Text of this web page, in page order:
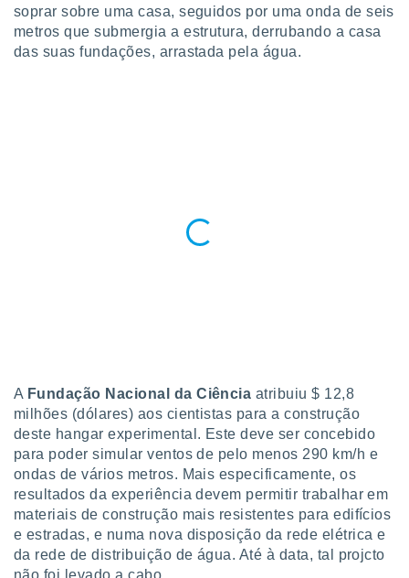
como a
este sitio
IP e
de
de
ou aceder
num
para
soprar sobre uma casa, seguidos por uma onda de seis
metros que submergia a estrutura, derrubando a casa
das suas fundações, arrastada pela água.
A Fundação Nacional da Ciência atribuiu $ 12,8
milhões (dólares) aos cientistas para a construção
deste hangar experimental. Este deve ser concebido
para poder simular ventos de pelo menos 290 km/h e
ondas de vários metros. Mais especificamente, os
resultados da experiência devem permitir trabalhar em
materiais de construção mais resistentes para edifícios
e estradas, e numa nova disposição da rede elétrica e
da rede de distribuição de água. Até à data, tal projcto
não foi levado a cabo.